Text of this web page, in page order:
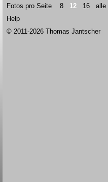
Fotos pro Seite 8 12 16
alle
Help
© 2011-2026 Thomas Jantscher